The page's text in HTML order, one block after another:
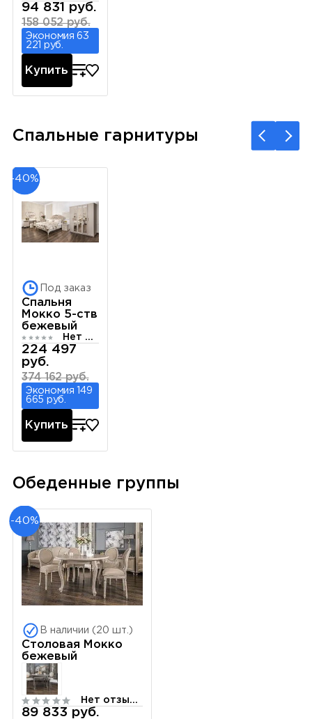
94 831 руб.
158 052 руб.
Экономия 63
221 руб.
Купить
Спальные гарнитуры
-40%
Под заказ
Спальня
Мокко 5-ств
бежевый
Нет отзывов
224 497
руб.
374 162 руб.
Экономия 149
665 руб.
Купить
Обеденные группы
-40%
В наличии (20 шт.)
Столовая Мокко
бежевый
Нет отзывов
89 833 руб.